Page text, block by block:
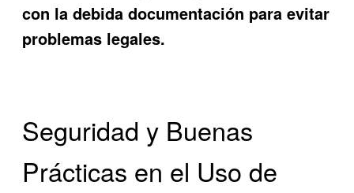
con la debida documentación para evitar
problemas legales.
Seguridad y Buenas
Prácticas en el Uso de